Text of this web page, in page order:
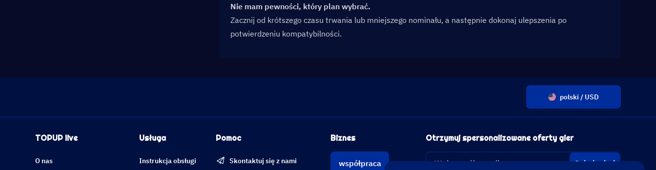
Nie mam pewności, który plan wybrać.
Zacznij od krótszego czasu trwania lub mniejszego nominału, a następnie dokonaj ulepszenia po
potwierdzeniu kompatybilności.
polski / USD
TOPUP live
O nas
Usługa
Instrukcja obsługi
Pomoc
Skontaktuj się z nami
Biznes
współpraca
Otrzymuj spersonalizowane oferty gier
Subskrybuj